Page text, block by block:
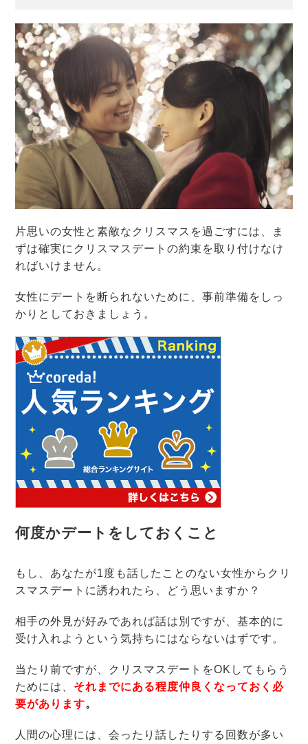
片思いの女性と素敵なクリスマスを過ごすには、ま
ずは確実にクリスマスデートの約束を取り付けなけ
ればいけません。
女性にデートを断られないために、事前準備をしっ
かりとしておきましょう。
何度かデートをしておくこと
もし、あなたが1度も話したことのない女性からクリ
スマスデートに誘われたら、どう思いますか？
相手の外見が好みであれば話は別ですが、基本的に
受け入れようという気持ちにはならないはずです。
当たり前ですが、
クリスマスデートをOKしてもらう
ためには、 それまでにある程度仲良くなっておく必
要があります。
人間の心理には、会ったり話したりする回数が多い